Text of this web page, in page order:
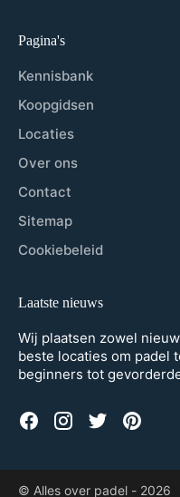
Pagina's
Kennisbank
Koopgidsen
Locaties
Over ons
Contact
Sitemap
Cookiebeleid
Laatste nieuws
Wij plaatsen zowel
beste locaties om padel
beginners tot
© Alles over padel - 2026